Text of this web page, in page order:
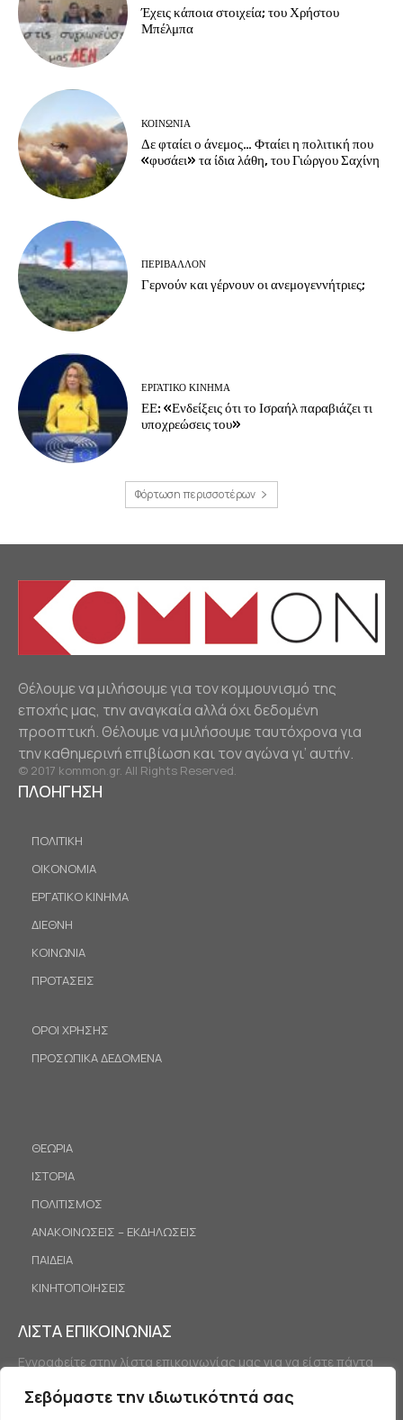
Σεβόμαστε την ιδιωτικότητά σας
Έχεις κάποια στοιχεία; του Χρήστου
Μπέλμπα
ΚΟΙΝΩΝΙΑ
Δε φταίει ο άνεμος… Φταίει η πολιτική που
«φυσάει» τα ίδια λάθη, του Γιώργου Σαχίνη
ΠΕΡΙΒΆΛΛΟΝ
Γερνούν και γέρνουν οι ανεμογεννήτριες;
ΕΡΓΑΤΙΚΟ ΚΙΝΗΜΑ
ΕΕ: «Ενδείξεις ότι το Ισραήλ παραβιάζει τι
υποχρεώσεις του»
Φόρτωση περισσοτέρων
Θέλουμε να μιλήσουμε για τον κομμουνισμό της
εποχής μας, την αναγκαία αλλά όχι δεδομένη
προοπτική. Θέλουμε να μιλήσουμε ταυτόχρονα για
την καθημερινή επιβίωση και τον αγώνα γι’ αυτήν.
© 2017 kommon.gr. All Rights Reserved.
ΠΛΟΗΓΗΣΗ
ΠΟΛΙΤΙΚΗ
ΟΙΚΟΝΟΜΙΑ
ΕΡΓΑΤΙΚΟ ΚΙΝΗΜΑ
ΔΙΕΘΝΗ
ΚΟΙΝΩΝΙΑ
ΠΡΟΤΑΣΕΙΣ
ΟΡΟΙ ΧΡΗΣΗΣ
ΠΡΟΣΩΠΙΚΑ ΔΕΔΟΜΕΝΑ
ΘΕΩΡΙΑ
ΙΣΤΟΡΙΑ
ΠΟΛΙΤΙΣΜΟΣ
ΑΝΑΚΟΙΝΩΣΕΙΣ – ΕΚΔΗΛΩΣΕΙΣ
ΠΑΙΔΕΙΑ
ΚΙΝΗΤΟΠΟΙΗΣΕΙΣ
ΛΙΣΤΑ ΕΠΙΚΟΙΝΩΝΙΑΣ
Εγγραφείτε στην λίστα επικοινωνίας μας για να είστε πάντα